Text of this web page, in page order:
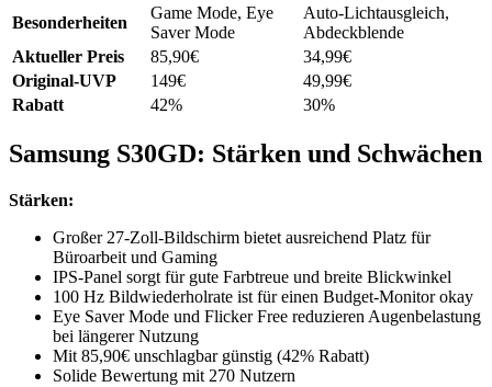
Besonderheiten
Game Mode, Eye
Saver Mode
Auto-Lichtausgleich,
Abdeckblende
Aktueller Preis
85,90€
34,99€
Original-UVP
149€
49,99€
Rabatt
42% 30%
Samsung S30GD: Stärken und Schwächen
Stärken:
Großer 27-Zoll-Bildschirm bietet ausreichend Platz für
Büroarbeit und Gaming
IPS-Panel sorgt für gute Farbtreue und breite Blickwinkel
100 Hz Bildwiederholrate ist für einen Budget-Monitor okay
Eye Saver Mode und Flicker Free reduzieren Augenbelastung
bei längerer Nutzung
Mit 85,90€ unschlagbar günstig (42% Rabatt)
Solide Bewertung mit 270 Nutzern